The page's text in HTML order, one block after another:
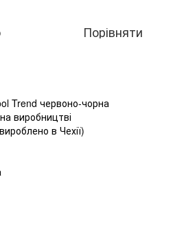
Порівняти
Trend червоно-чорна
виробництві
в Чехії)